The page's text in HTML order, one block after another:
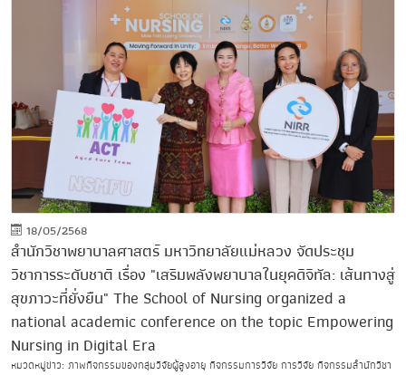
18/05/2568
สำนักวิชาพยาบาลศาสตร์ มหาวิทยาลัยแม่หลวง จัดประชุม
วิชาการระดับชาติ เรื่อง "เสริมพลังพยาบาลในยุคดิจิทัล: เส้นทางสู่
สุขภาวะที่ยั่งยืน" The School of Nursing organized a
national academic conference on the topic Empowering
Nursing in Digital Era
หมวดหมู่ข่าว: ภาพกิจกรรมของกลุ่มวิจัยผู้สูงอายุ กิจกรรมการวิจัย การวิจัย กิจกรรมสำนักวิชา